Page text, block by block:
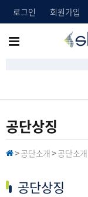
로그인 회원가입
리
공
단
메
보
기
공단상징
H > 공단소개 >공단소개
공단상징